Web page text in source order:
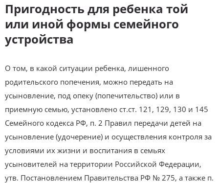
Пригодность для ребенка той
или иной формы семейного
устройства
О том, в какой ситуации ребенка, лишенного
родительского попечения, можно передать на
усыновление, под опеку (попечительство) или в
приемную семью, установлено ст.ст. 121, 129, 130 и 145
Семейного кодекса РФ, п. 2 Правил передачи детей на
усыновление (удочерение) и осуществления контроля за
условиями их жизни и воспитания в семьях
усыновителей на территории Российской Федерации,
утв. Постановлением Правительства РФ № 275, а также п.